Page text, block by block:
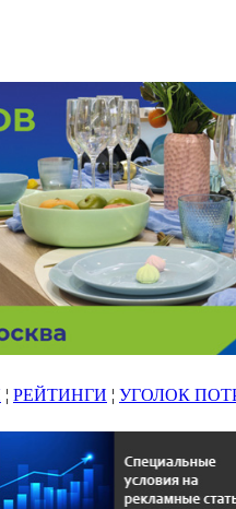
¦ РЕЙТИНГИ ¦ УГОЛОК